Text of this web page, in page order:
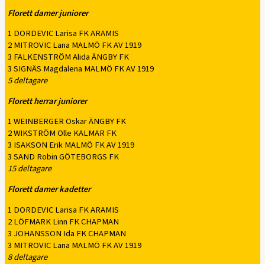
Florett damer juniorer
1 DORDEVIC Larisa FK ARAMIS
2 MITROVIC Lana MALMÖ FK AV 1919
3 FALKENSTRÖM Alida ÄNGBY FK
3 SIGNÄS Magdalena MALMÖ FK AV 1919
5 deltagare
Florett herrar juniorer
1 WEINBERGER Oskar ÄNGBY FK
2 WIKSTRÖM Olle KALMAR FK
3 ISAKSON Erik MALMÖ FK AV 1919
3 SAND Robin GÖTEBORGS FK
15 deltagare
Florett damer kadetter
1 DORDEVIC Larisa FK ARAMIS
2 LÖFMARK Linn FK CHAPMAN
3 JOHANSSON Ida FK CHAPMAN
3 MITROVIC Lana MALMÖ FK AV 1919
8 deltagare